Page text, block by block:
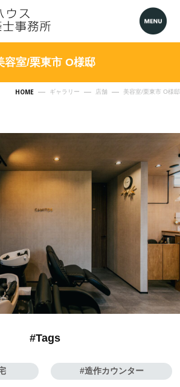
HOME ギャラリー 店舗 美容室/栗東市 O様邸
容室/栗東市 O様邸
#Tags
造作カウンター